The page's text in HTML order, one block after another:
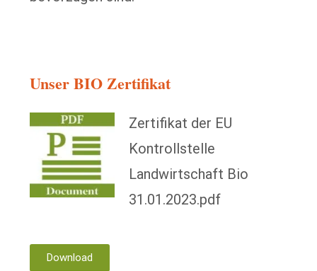
Unser BIO Zertifikat
Zertifikat der EU
Kontrollstelle
Landwirtschaft Bio
31.01.2023.pdf
Download